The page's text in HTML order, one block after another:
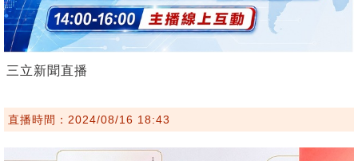
三立新聞直播
直播時間：2024/08/16 18:43